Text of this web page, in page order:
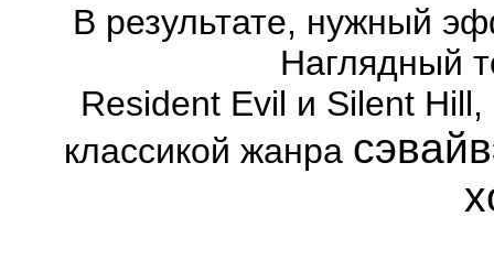
В результате, нужный
Наглядный
Resident Evil и Silent
классикой жанра